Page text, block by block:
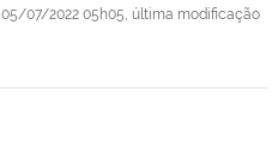
05/07/2022 05h05, última modificação